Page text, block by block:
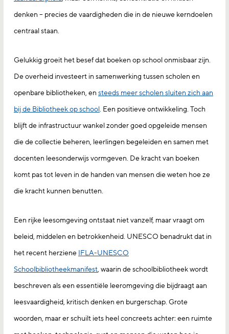
denken – precies de vaardigheden die in de nieuwe kerndoelen
centraal staan.
Gelukkig groeit het besef dat boeken op school onmisbaar zijn.
De overheid investeert in samenwerking tussen scholen en
openbare bibliotheken, en steeds meer scholen sluiten zich aan
bij de Bibliotheek op school. Een positieve ontwikkeling. Toch
blijft de infrastructuur wankel zonder goed opgeleide mensen
die de collectie beheren, leerlingen begeleiden en samen met
docenten leesonderwijs vormgeven. De kracht van boeken
komt pas tot leven in de handen van mensen die weten hoe ze
die kracht kunnen benutten.
Een rijke leesomgeving ontstaat niet vanzelf, maar vraagt om
beleid, middelen en betrokkenheid. UNESCO benadrukt dat in
het recent herziene IFLA-UNESCO
Schoolbibliotheekmanifest, waarin de schoolbibliotheek wordt
beschreven als een essentiële leeromgeving die bijdraagt aan
leesvaardigheid, kritisch denken en burgerschap. Grote
woorden, maar er schuilt iets heel concreets achter: een ruimte